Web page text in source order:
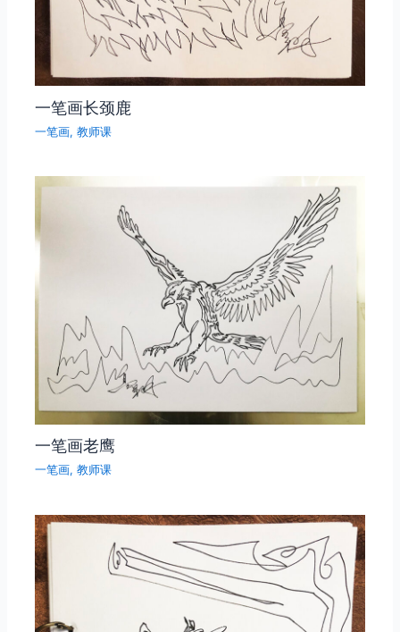
一笔画长颈鹿
一笔画,教师课
一笔画老鹰
一笔画,教师课